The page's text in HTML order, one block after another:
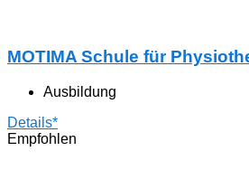
MOTIMA Schule für
Ausbildung
Details*
Empfohlen